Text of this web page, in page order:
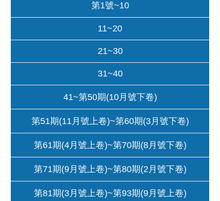
第1號~10
11~20
21~30
31~40
41~第50期(10月號下卷)
第51期(11月號上卷)~第60期(3月號下卷)
第61期(4月號上卷)~第70期(8月號下卷)
第71期(9月號上卷)~第80期(2月號下卷)
第81期(3月號上卷)~第93期(9月號上卷)